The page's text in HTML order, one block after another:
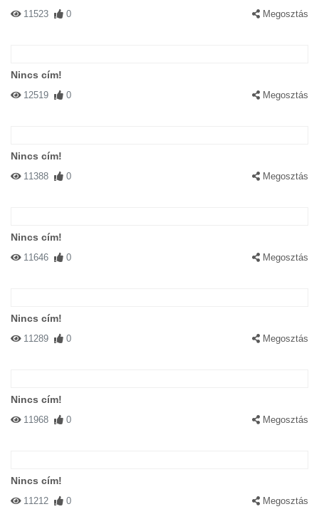
11523 0 Megosztás
Nincs cím!
12519 0 Megosztás
Nincs cím!
11388 0 Megosztás
Nincs cím!
11646 0 Megosztás
Nincs cím!
11289 0 Megosztás
Nincs cím!
11968 0 Megosztás
Nincs cím!
11212 0 Megosztás